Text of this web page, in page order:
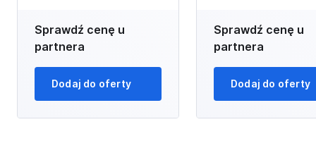
Sprawdź cenę u
partnera
Dodaj do oferty
Sprawdź cenę u
partnera
Dodaj do oferty